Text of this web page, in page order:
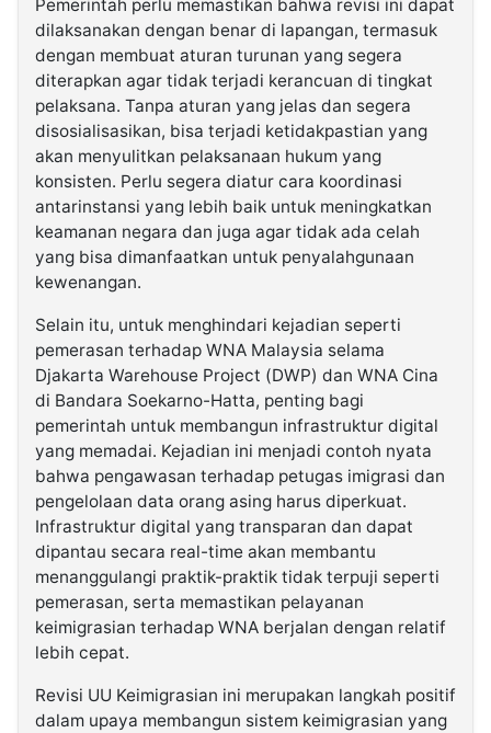
Pemerintah perlu memastikan bahwa revisi ini dapat
dilaksanakan dengan benar di lapangan, termasuk
dengan membuat aturan turunan yang segera
diterapkan agar tidak terjadi kerancuan di tingkat
pelaksana. Tanpa aturan yang jelas dan segera
disosialisasikan, bisa terjadi ketidakpastian yang
akan menyulitkan pelaksanaan hukum yang
konsisten. Perlu segera diatur cara koordinasi
antarinstansi yang lebih baik untuk meningkatkan
keamanan negara dan juga agar tidak ada celah
yang bisa dimanfaatkan untuk penyalahgunaan
kewenangan.
Selain itu, untuk menghindari kejadian seperti
pemerasan terhadap WNA Malaysia selama
Djakarta Warehouse Project (DWP) dan WNA Cina
di Bandara Soekarno-Hatta, penting bagi
pemerintah untuk membangun infrastruktur digital
yang memadai. Kejadian ini menjadi contoh nyata
bahwa pengawasan terhadap petugas imigrasi dan
pengelolaan data orang asing harus diperkuat.
Infrastruktur digital yang transparan dan dapat
dipantau secara real-time akan membantu
menanggulangi praktik-praktik tidak terpuji seperti
pemerasan, serta memastikan pelayanan
keimigrasian terhadap WNA berjalan dengan relatif
lebih cepat.
Revisi UU Keimigrasian ini merupakan langkah positif
dalam upaya membangun sistem keimigrasian yang